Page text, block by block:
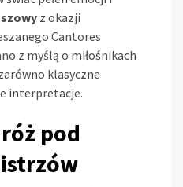
z okazji
Cantores
z myślą o miłośnikach
klasyczne
interpretacje.
pod